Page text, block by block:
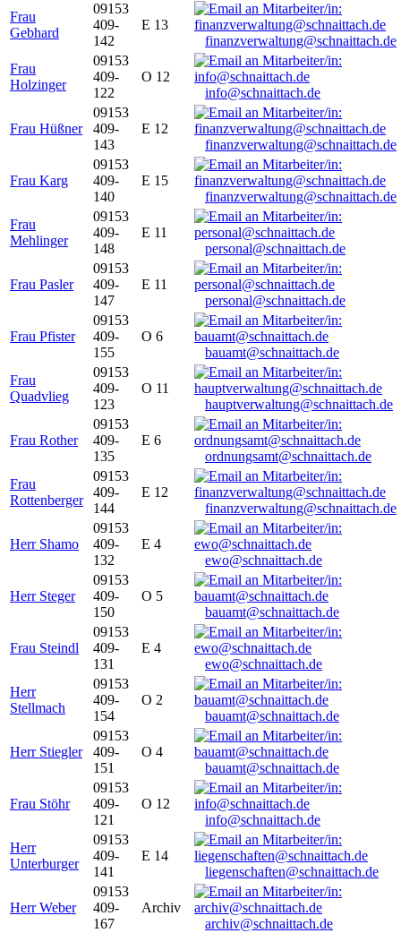
Frau
Gebhard
09153
409-
142
E 13
finanzverwaltung@schnaittach.de
Frau
Holzinger
09153
409-
122
O 12
info@schnaittach.de
Frau Hüßner
09153
409-
143
E 12
finanzverwaltung@schnaittach.de
Frau Karg
09153
409-
140
E 15
finanzverwaltung@schnaittach.de
Frau
Mehlinger
09153
409-
148
E 11
personal@schnaittach.de
Frau Pasler
09153
409-
147
E 11
personal@schnaittach.de
Frau Pfister
09153
409-
155
O 6
bauamt@schnaittach.de
Frau
Quadvlieg
09153
409-
123
O 11
hauptverwaltung@schnaittach.de
Frau Rother
09153
409-
135
E 6
ordnungsamt@schnaittach.de
Frau
Rottenberger
09153
409-
144
E 12
finanzverwaltung@schnaittach.de
Herr Shamo
09153
409-
132
E 4
ewo@schnaittach.de
Herr Steger
09153
409-
150
O 5
bauamt@schnaittach.de
Frau Steindl
09153
409-
131
E 4
ewo@schnaittach.de
Herr
Stellmach
09153
409-
154
O 2
bauamt@schnaittach.de
Herr Stiegler
09153
409-
151
O 4
bauamt@schnaittach.de
Frau Stöhr
09153
409-
121
O 12
info@schnaittach.de
Herr
Unterburger
09153
409-
141
E 14
liegenschaften@schnaittach.de
Herr Weber
09153
409-
167
Archiv
archiv@schnaittach.de